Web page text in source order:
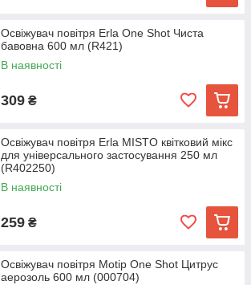
Освіжувач повітря Erla One Shot Чиста
бавовна 600 мл (R421)
В наявності
309 ₴
Освіжувач повітря Erla MISTO квітковий мікс
для універсального застосування 250 мл
(R402250)
В наявності
259 ₴
Освіжувач повітря Motip One Shot Цитрус
аерозоль 600 мл (000704)